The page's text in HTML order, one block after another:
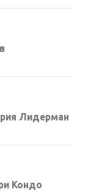
Лидерман
Кондо